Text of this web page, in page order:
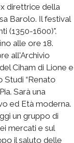
direttrice della
Barolo. Il festival
(1350-1600)".
alle ore 18.
all'Archivio
Ciham di Lione e
“Renato
Sarà una
ed Età moderna.
un gruppo di
mercati e sul
il saluto delle